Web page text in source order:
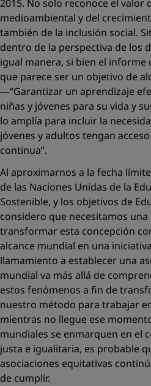
2015. No solo reconoce el valor
medioambiental y del
también de la inclusión social.
dentro de la perspectiva de los
igual manera, si bien el informe
que parece ser un objetivo de
—“Garantizar un aprendizaje
niñas y jóvenes para su vida y
lo amplía para incluir la
jóvenes y adultos tengan
continua”.
Al aproximarnos a la fecha
de las Naciones Unidas de la
Sostenible, y los objetivos de
considero que necesitamos
transformar esta concepción
alcance mundial en una
llamamiento a establecer una
mundial va más allá de
estos fenómenos a fin de
nuestro método para trabajar
mientras no llegue ese
mundiales se enmarquen en el
justa e igualitaria, es probable
asociaciones equitativas
de cumplir.